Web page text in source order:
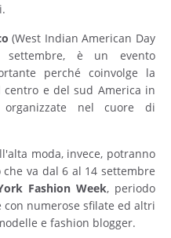
(West Indian American Day
è un evento
perché coinvolge la
e del sud America in
organizzate nel cuore di
moda, invece, potranno
va dal 6 al 14 settembre
Fashion Week, periodo
numerose sfilate ed altri
e fashion blogger.